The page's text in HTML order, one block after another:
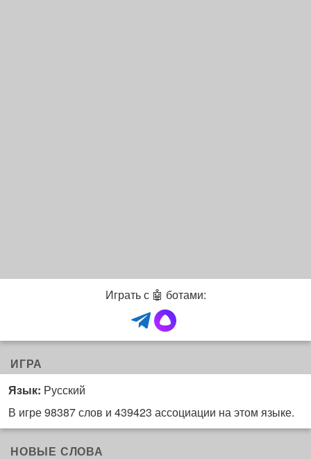
Играть с 🤖 ботами:
ИГРА
Язык: Русский
В игре 98387 слов и 439423 ассоциации на этом языке.
НОВЫЕ СЛОВА